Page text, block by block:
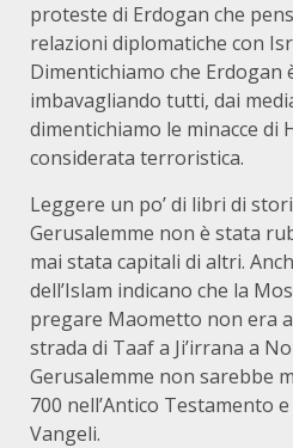
proteste di Erdogan che
relazioni diplomatiche con
Dimentichiamo che Erdogan
imbavagliando tutti, dai
dimentichiamo le minacce di
considerata terroristica.
Leggere un po’ di libri di
Gerusalemme non è stata
mai stata capitali di altri.
dell’Islam indicano che la
pregare Maometto non era
strada di Taaf a Ji’irrana a
Gerusalemme non sarebbe
700 nell’Antico Testamento
Vangeli.